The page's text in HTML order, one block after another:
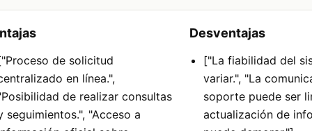
de solicitud
en línea.",
de realizar consultas
seguimientos.", "Acceso a
Desventajas
["La fiabilidad del
variar.", "La
soporte puede ser
actualización de